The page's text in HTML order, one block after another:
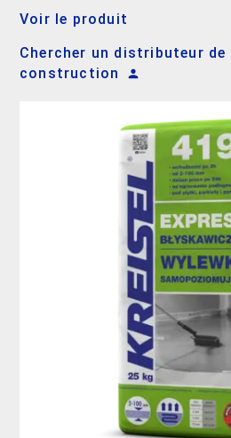
Voir le produit
Chercher un distributeur de
construction